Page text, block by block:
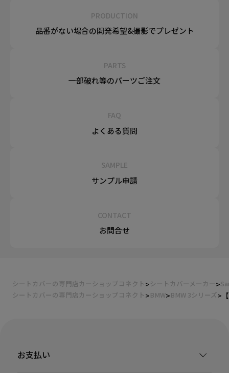
PRODUCTION
品番がない場合の開発希望&撮影でプレゼント
PARTS
一部破れ等のパーツご注文
FAQ
よくある質問
SAMPLE
サンプル申請
CONTACT
お問合せ
シートカバーの専門店カーショップコネクト シートカバーメーカー
シートカバーの専門店カーショップコネクト
BMW BMW 3シリーズ
お支払い